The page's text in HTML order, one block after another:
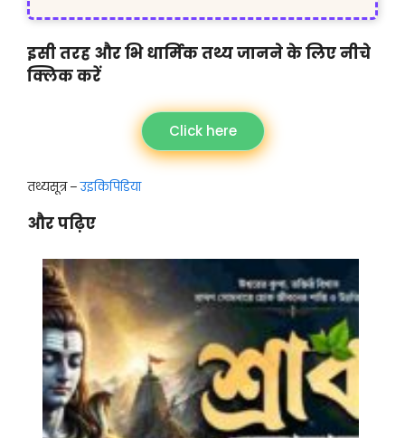
इसी तरह और भि धार्मिक तथ्य जानने के लिए नीचे
क्लिक करें
Click here
तथ्यसूत्र –उइकिपिडिया
और पढ़िए